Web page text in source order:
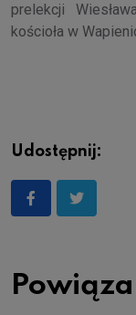
prelekcji
kościoła w
Udostępnij: